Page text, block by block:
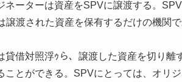
ネーターは資産をSPVに譲渡する。
譲渡された資産を保有するだけの機関
貸借対照浮ｩら、譲渡した資産を切り離
ことができる。SPVにとっては、オリ